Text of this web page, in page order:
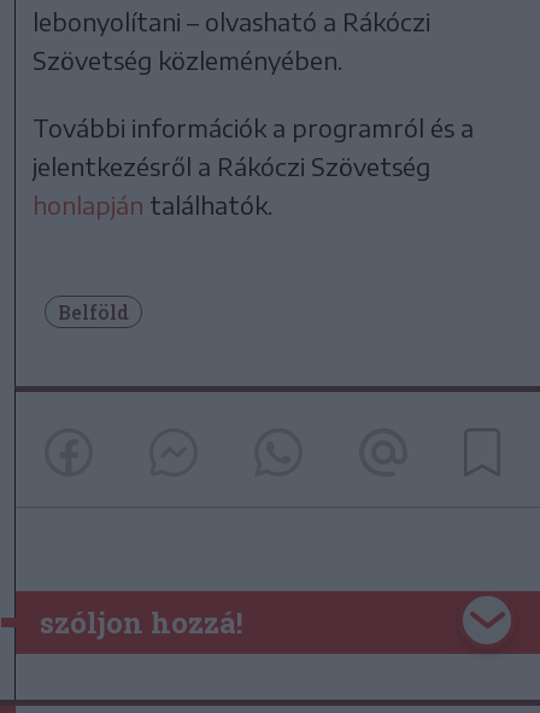
lebonyolítani – olvasható a Rákóczi
Szövetség közleményében.
További információk a programról és a
jelentkezésről a Rákóczi Szövetség
honlapján találhatók.
Belföld
szóljon hozzá!